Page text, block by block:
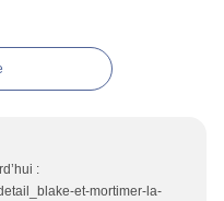
:
et-mortimer-la-